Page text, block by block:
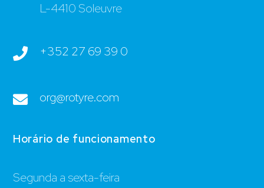
L-4410 Soleuvre
+352 27 69 39 0
org@rotyre.com
Horário de funcionamento
Segunda a sexta-feira